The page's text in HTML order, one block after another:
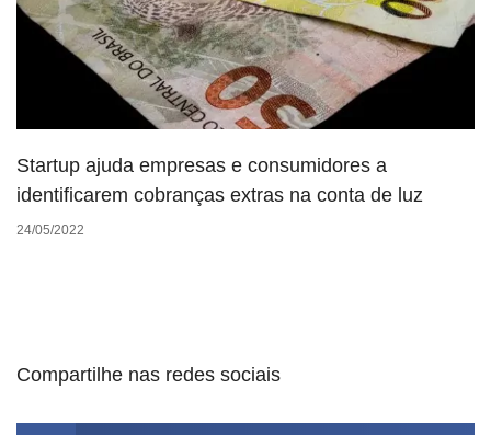
Startup ajuda empresas e consumidores a
identificarem cobranças extras na conta de luz
24/05/2022
Compartilhe nas redes sociais